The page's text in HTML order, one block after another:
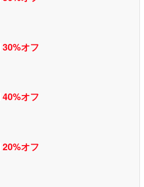
30%オフ
40%オフ
20%オフ